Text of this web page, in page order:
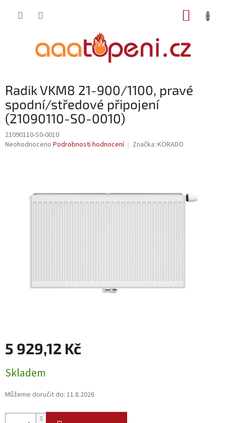
Radik VKM8 21-900/1100, pravé
spodní/středové připojení
(21090110-S0-0010)
21090110-S0-0010
Průměrné
Neohodnoceno Podrobnosti hodnocení Značka: KORADO
5 929,12 Kč
cena:
Skladem
Můžeme doručit do: 11.8.2026